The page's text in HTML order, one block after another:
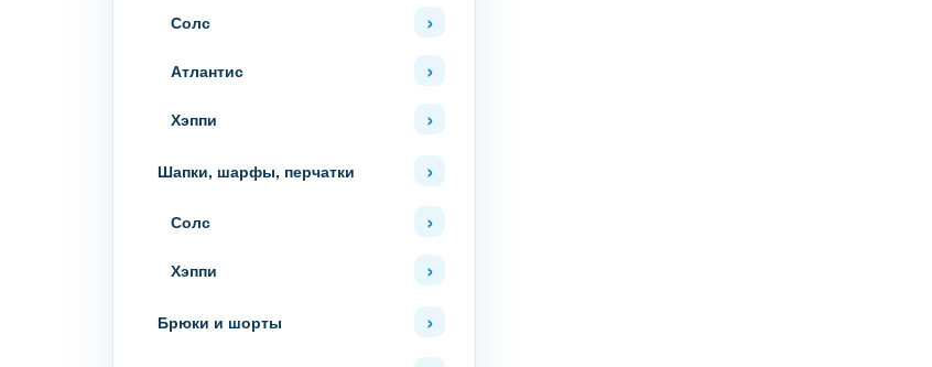
Солс
Атлантис
Хэппи
Шапки, шарфы, перчатки
Солс
Хэппи
Брюки и шорты